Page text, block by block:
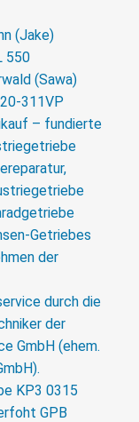
(Jake)
550
(Sawa)
311VP
– fundierte
Getriebes
der
durch die
der
GmbH (ehem.
KP3 0315
GPB